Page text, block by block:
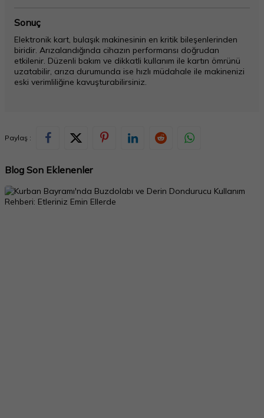
Sonuç
Elektronik kart, bulaşık makinesinin en kritik bileşenlerinden
biridir. Arızalandığında cihazın performansı doğrudan
etkilenir. Düzenli bakım ve dikkatli kullanım ile kartın ömrünü
uzatabilir, arıza durumunda ise hızlı müdahale ile makinenizi
eski verimliliğine kavuşturabilirsiniz.
Paylaş :
Blog Son Eklenenler